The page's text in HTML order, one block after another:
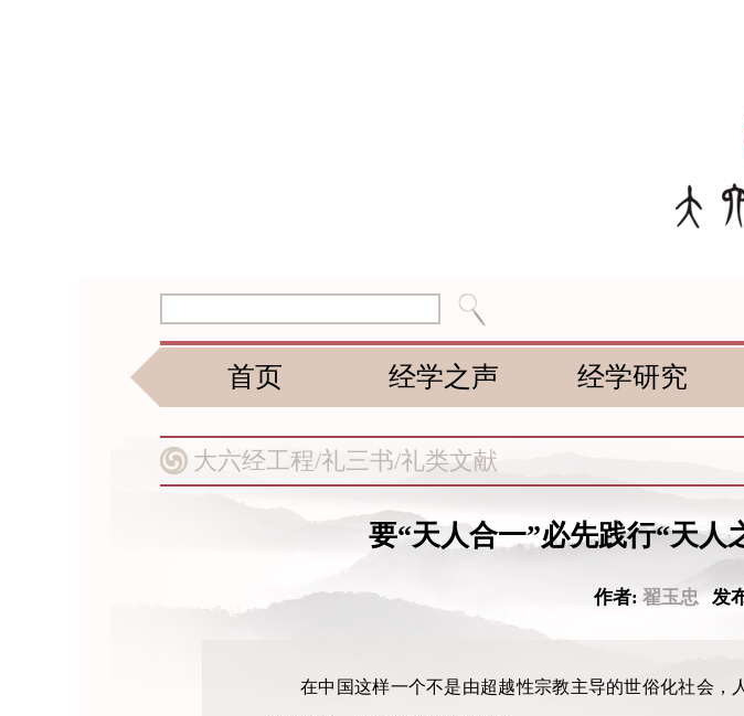
首页 经学之声 经学研究
大六经工程/礼三书/礼类文献
要“天人合一”必先践行“天人
作者: 翟玉忠发
在中国这样一个不是由超越性宗教主导的世俗化社会